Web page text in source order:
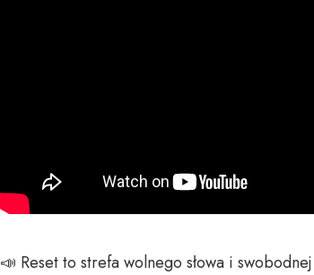
📣 Reset to strefa wolnego słowa i